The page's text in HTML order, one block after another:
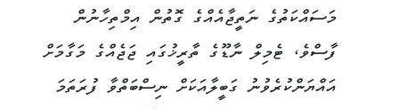
މަސައްކަތުގެ ނަތީޖާއެއްގެ ގޮތުން އިމްތިހާނުން
ފާސްވެ، ޓެމިލް ނާޑޫގެ ތާރީޚުގައި ޖަޖެއްގެ މަގާމަށް
އައްޔަންކުރެވުނު ގަބީލާއަކަށް ނިސްބަތްވާ ފުރަތަމަ